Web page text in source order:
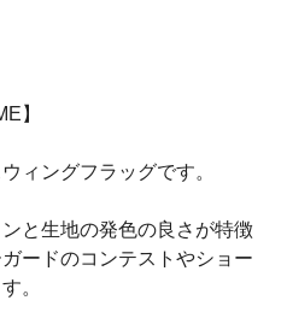
】
ィングフラッグです。
と生地の発色の良さが特徴
ードのコンテストやショー
。